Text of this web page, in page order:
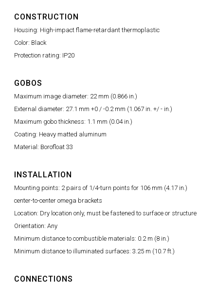
CONSTRUCTION
Housing: High-impact flame-retardant thermoplastic
Color: Black
Protection rating: IP20
GOBOS
Maximum image diameter: 22 mm (0.866 in.)
External diameter: 27.1 mm +0 / -0.2 mm (1.067 in. +/ - in.)
Maximum gobo thickness: 1.1 mm (0.04 in.)
Coating: Heavy matted aluminum
Material: Borofloat 33
INSTALLATION
Mounting points: 2 pairs of 1/4-turn points for 106 mm (4.17 in.)
center-to-center omega brackets
Location: Dry location only, must be fastened to surface or structure
Orientation: Any
Minimum distance to combustible materials: 0.2 m (8 in.)
Minimum distance to illuminated surfaces: 3.25 m (10.7 ft.)
CONNECTIONS